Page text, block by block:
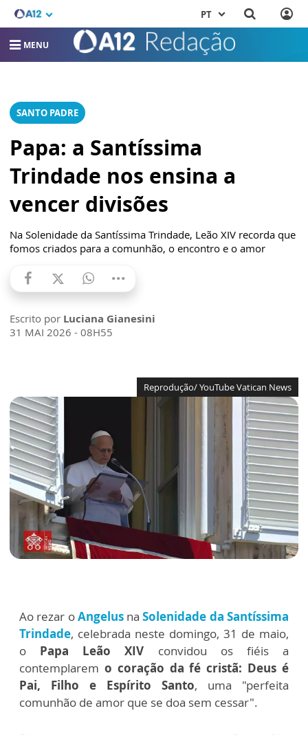
PT
MENU
SANTO PADRE
Papa: a Santíssima
Trindade nos ensina a
vencer divisões
Na Solenidade da Santíssima Trindade, Leão XIV recorda que
fomos criados para a comunhão, o encontro e o amor
Escrito por Luciana Gianesini
31 MAI 2026 - 08H55
Reprodução/ YouTube Vatican News
Ao rezar oAngelusnaSolenidade da Santíssima
Trindade, celebrada neste domingo, 31 de maio,
o Papa Leão XIV convidou os fiéis a
contemplarem o coração da fé cristã: Deus é
Pai, Filho e Espírito Santo, uma "perfeita
comunhão de amor que se doa sem cessar".